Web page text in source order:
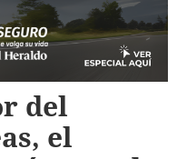
del
el